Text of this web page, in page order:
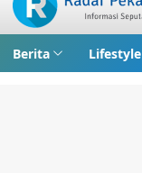
Berita Lifestyle